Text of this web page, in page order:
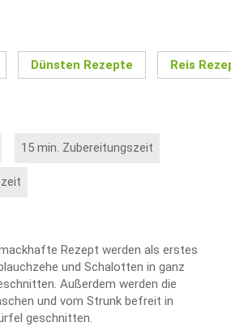
Dünsten Rezepte Reis
15 min. Zubereitungszeit
Rezept werden als erstes
und Schalotten in ganz
Außerdem werden die
und vom Strunk befreit in
geschnitten.